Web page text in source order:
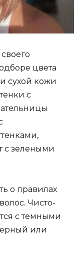
цвета
сухой кожи
с
с зелеными
о правилах
Чисто-
с темными
или